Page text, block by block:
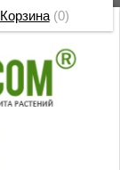
Корзина(0)